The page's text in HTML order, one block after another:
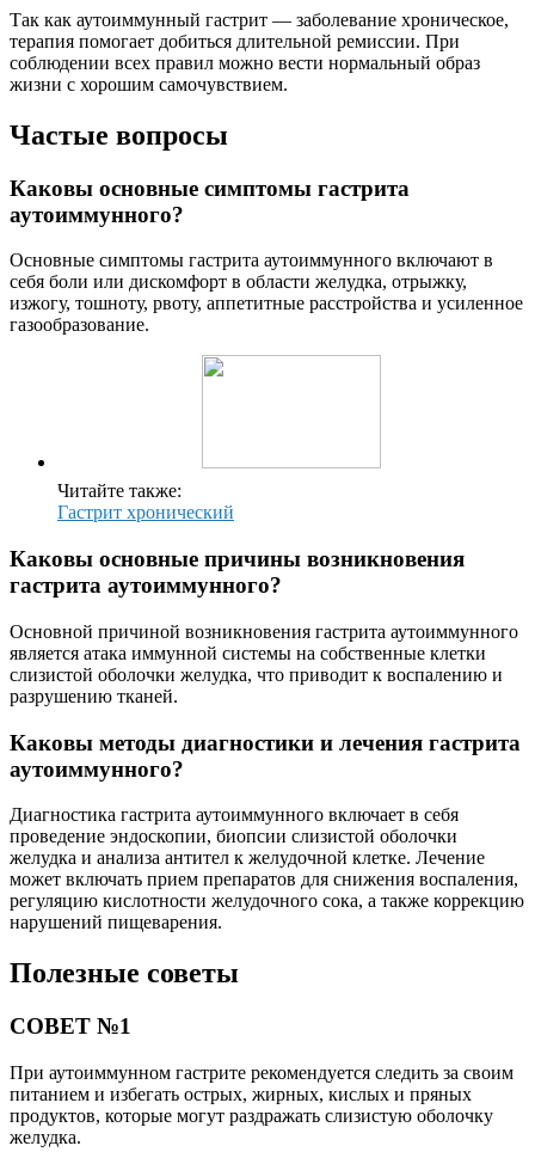
Так как аутоиммунный гастрит — заболевание хроническое,
терапия помогает добиться длительной ремиссии. При
соблюдении всех правил можно вести нормальный образ
жизни с хорошим самочувствием.
Частые вопросы
Каковы основные симптомы гастрита
аутоиммунного?
Основные симптомы гастрита аутоиммунного включают в
себя боли или дискомфорт в области желудка, отрыжку,
изжогу, тошноту, рвоту, аппетитные расстройства и усиленное
газообразование.
Читайте также:
Гастрит хронический
Каковы основные причины возникновения
гастрита аутоиммунного?
Основной причиной возникновения гастрита аутоиммунного
является атака иммунной системы на собственные клетки
слизистой оболочки желудка, что приводит к воспалению и
разрушению тканей.
Каковы методы диагностики и лечения гастрита
аутоиммунного?
Диагностика гастрита аутоиммунного включает в себя
проведение эндоскопии, биопсии слизистой оболочки
желудка и анализа антител к желудочной клетке. Лечение
может включать прием препаратов для снижения воспаления,
регуляцию кислотности желудочного сока, а также коррекцию
нарушений пищеварения.
Полезные советы
СОВЕТ №1
При аутоиммунном гастрите рекомендуется следить за своим
питанием и избегать острых, жирных, кислых и пряных
продуктов, которые могут раздражать слизистую оболочку
желудка.